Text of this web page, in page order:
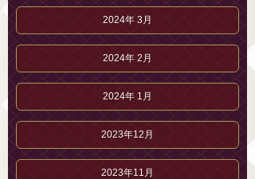
2024年 3月
2024年 2月
2024年 1月
2023年12月
2023年11月